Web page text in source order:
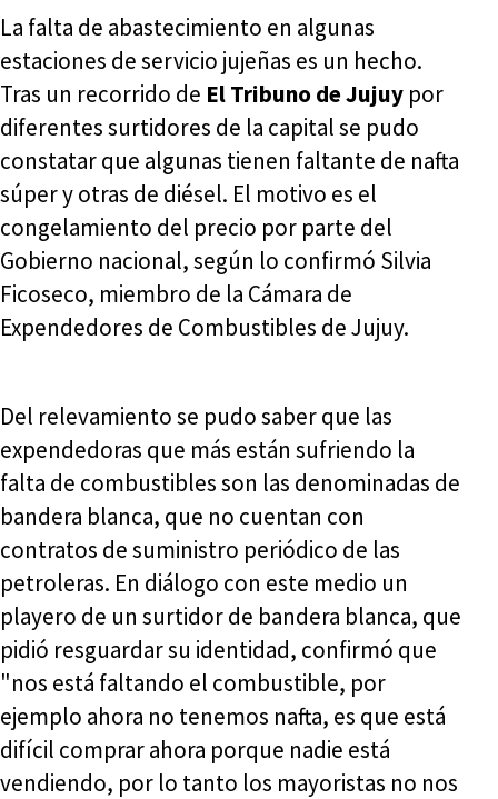
La falta de abastecimiento en algunas
estaciones de servicio jujeñas es un hecho.
Tras un recorrido de El Tribuno de Jujuy por
diferentes surtidores de la capital se pudo
constatar que algunas tienen faltante de nafta
súper y otras de diésel. El motivo es el
congelamiento del precio por parte del
Gobierno nacional, según lo confirmó Silvia
Ficoseco, miembro de la Cámara de
Expendedores de Combustibles de Jujuy.
Del relevamiento se pudo saber que las
expendedoras que más están sufriendo la
falta de combustibles son las denominadas de
bandera blanca, que no cuentan con
contratos de suministro periódico de las
petroleras. En diálogo con este medio un
playero de un surtidor de bandera blanca, que
pidió resguardar su identidad, confirmó que
"nos está faltando el combustible, por
ejemplo ahora no tenemos nafta, es que está
difícil comprar ahora porque nadie está
vendiendo, por lo tanto los mayoristas no nos